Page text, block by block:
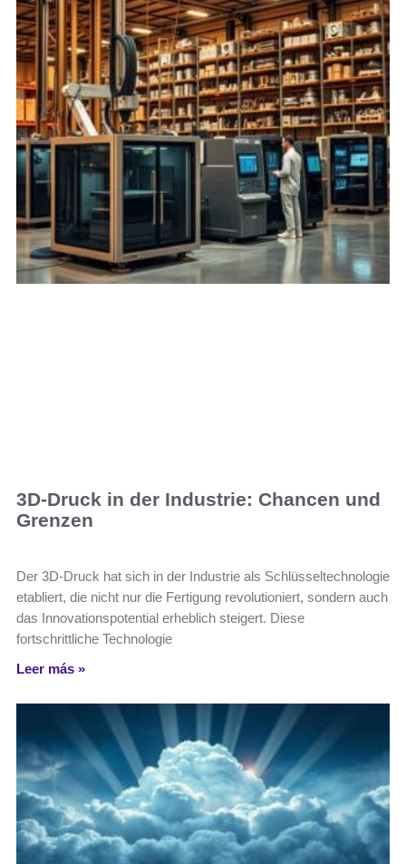
3D-Druck in der Industrie: Chancen und
Grenzen
Der 3D-Druck hat sich in der Industrie als Schlüsseltechnologie
etabliert, die nicht nur die Fertigung revolutioniert, sondern auch
das Innovationspotential erheblich steigert. Diese
fortschrittliche Technologie
Leer más »